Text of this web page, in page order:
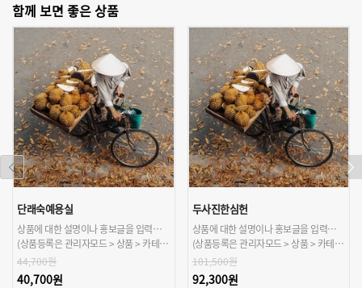
함께 보면 좋은 상품
단래숙예용실
상품에 대한 설명이나 홍보글을 입력해주세요.
(상품등록은 관리자모드 > 상품 > 카테고리/상품관리 > 상품등록 가능)
44,700원
40,700원
두사진한심헌
상품에 대한 설명이나 홍보글을 입력해주세요.
(상품등록은 관리자모드 > 상품 > 카테고리/상품관리 > 상품등록 가능)
101,500원
92,300원